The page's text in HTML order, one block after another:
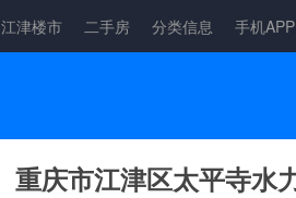
江津楼市 二手房 分类信息 手机APP
重庆市江津区太平寺水